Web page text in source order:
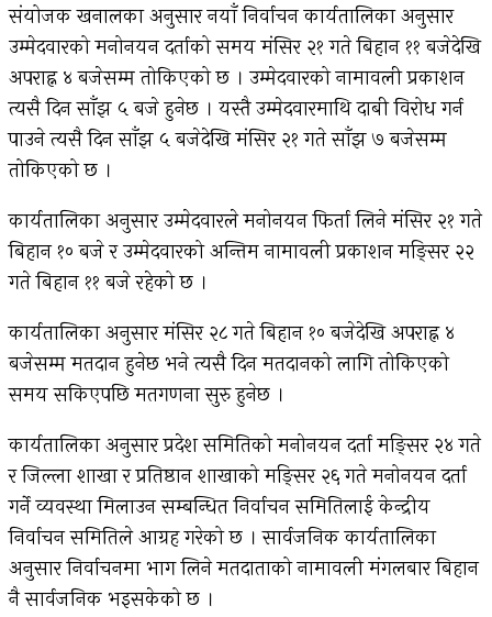
संयोजक खनालका अनुसार नयाँ निर्वाचन कार्यतालिका अनुसार
उम्मेदवारको मनोनयन दर्ताको समय मंसिर २१ गते बिहान ११ बजेदेखि
अपराह्न ४ बजेसम्म तोकिएको छ । उम्मेदवारको नामावली प्रकाशन
त्यसै दिन साँझ ५ बजे हुनेछ । यस्तै उम्मेदवारमाथि दाबी विरोध गर्न
पाउने त्यसै दिन साँझ ५ बजेदेखि मंसिर २१ गते साँझ ७ बजेसम्म
तोकिएको छ ।
कार्यतालिका अनुसार उम्मेदवारले मनोनयन फिर्ता लिने मंसिर २१ गते
बिहान १० बजे र उम्मेदवारको अन्तिम नामावली प्रकाशन मङ्सिर २२
गते बिहान ११ बजे रहेको छ ।
कार्यतालिका अनुसार मंसिर २८ गते बिहान १० बजेदेखि अपराह्न ४
बजेसम्म मतदान हुनेछ भने त्यसै दिन मतदानको लागि तोकिएको
समय सकिएपछि मतगणना सुरु हुनेछ ।
कार्यतालिका अनुसार प्रदेश समितिको मनोनयन दर्ता मङ्सिर २४ गते
र जिल्ला शाखा र प्रतिष्ठान शाखाको मङ्सिर २६ गते मनोनयन दर्ता
गर्ने व्यवस्था मिलाउन सम्बन्धित निर्वाचन समितिलाई केन्द्रीय
निर्वाचन समितिले आग्रह गरेको छ । सार्वजनिक कार्यतालिका
अनुसार निर्वाचनमा भाग लिने मतदाताको नामावली मंगलबार बिहान
नै सार्वजनिक भइसकेको छ ।